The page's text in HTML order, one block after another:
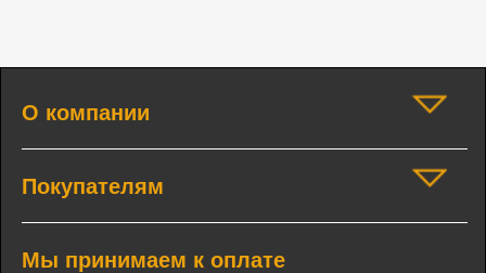
О компании
Покупателям
Мы принимаем к оплате